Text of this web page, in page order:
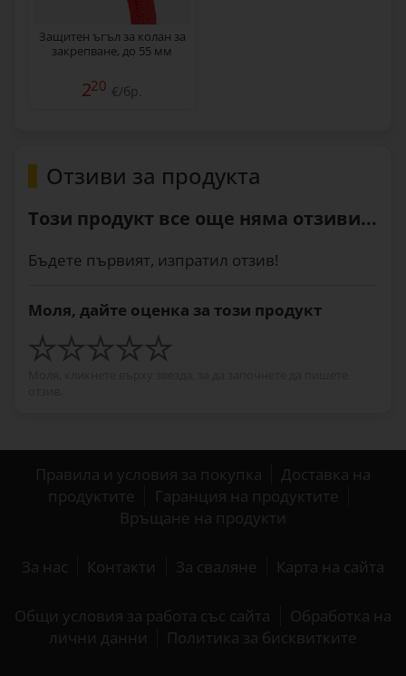
Защитен ъгъл за колан за
закрепване, до 55 мм
220 €/бр.
Отзиви за продукта
Този продукт все още няма отзиви...
Бъдете първият, изпратил отзив!
Моля, дайте оценка за този продукт
Правила и условия за покупка
Доставка на
продуктите
Гаранция на продуктите
Връщане на продукти
За нас Контакти За сваляне Карта на сайта
Общи условия за работа със сайта
Обработка на
лични данни
Политика за бисквитките